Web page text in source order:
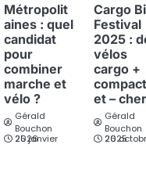
Métropolit
aines : quel
candidat
pour
combiner
marche et
vélo ?
Gérald
Bouchon
25 janvier 2026
Cargo
Festival
2025 :
vélos
cargo +
et –
Gérald
Bouchon
26 octobre 2025